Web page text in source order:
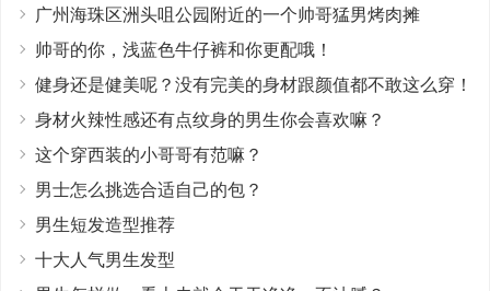
广州海珠区洲头咀公园附近的一个帅哥猛男烤肉摊
帅哥的你，浅蓝色牛仔裤和你更配哦！
健身还是健美呢？没有完美的身材跟颜值都不敢这么穿！
身材火辣性感还有点纹身的男生你会喜欢嘛？
这个穿西装的小哥哥有范嘛？
男士怎么挑选合适自己的包？
男生短发造型推荐
十大人气男生发型